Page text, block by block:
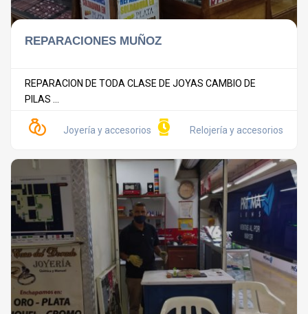
REPARACIONES MUÑOZ
REPARACION DE TODA CLASE DE JOYAS CAMBIO DE
PILAS ...
Joyería y accesorios Relojería y accesorios